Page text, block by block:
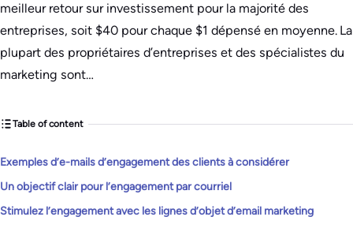
meilleur retour sur investissement pour la majorité des
entreprises, soit $40 pour chaque $1 dépensé en moyenne. La
plupart des propriétaires d’entreprises et des spécialistes du
marketing sont…
Table of content
Exemples d’e-mails d’engagement des clients à considérer
Un objectif clair pour l’engagement par courriel
Stimulez l’engagement avec les lignes d’objet d’email marketing